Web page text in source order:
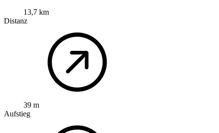
13,7 km
Distanz
39 m
Aufstieg